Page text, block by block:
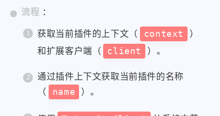
流程 ：
获取当前插件的上下文（ context
）
和扩展客户端（
client ）。
通过插件上下文获取当前插件的名称
（
name ）。